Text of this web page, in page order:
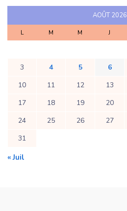
AOÛT 2026
L M M J
3
4 5 6
10
11 12 13
17
18 19 20
24
25 26 27
31
« Juil